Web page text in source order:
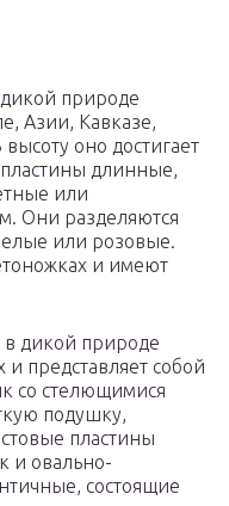
природе
Азии, Кавказе,
оно достигает
длинные,
или
Они разделяются
или розовые.
и имеют
в дикой природе
и представляет собой
со стелющимися
подушку,
пластины
и овально-
состоящие